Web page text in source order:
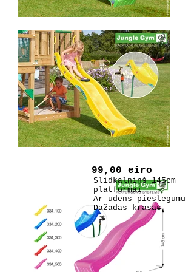
99,00 eiro
Slidkalniņš 145cm
platformai
Ar ūdens pieslēgumu
Dažādas krāsas